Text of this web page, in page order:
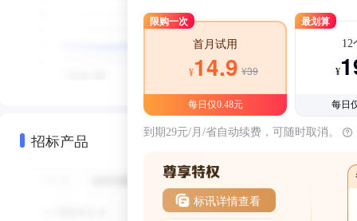
招标产品
限购一次
首月试用
¥14.9 ¥39
每日仅0.48元
最划算
12
¥
每日
到期29元/月/省自动续费，可随时取消。
标讯详情查看